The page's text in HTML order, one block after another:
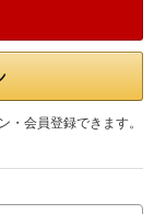
会員登録できます。